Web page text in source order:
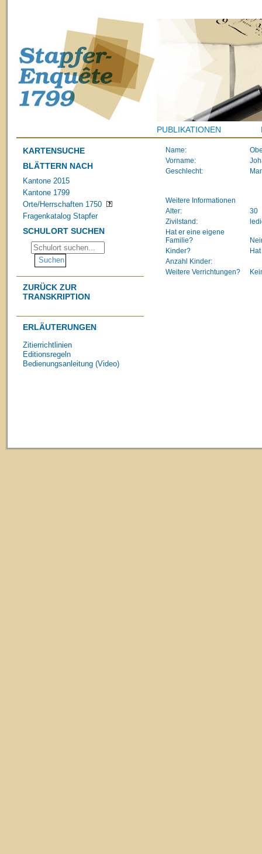
PUBLIKATIONEN
KARTENSUCHE
BLÄTTERN NACH
Kantone 2015
Kantone 1799
Orte/Herrschaften 1750
Fragenkatalog Stapfer
SCHULORT SUCHEN
ZURÜCK ZUR
TRANSKRIPTION
ERLÄUTERUNGEN
Zitierrichtlinien
Editionsregeln
Bedienungsanleitung (Video)
Name:
Vorname:
Geschlecht:
Weitere Informationen
Alter:
30
Zivilstand:
Hat er eine eigene
Familie?
Kinder?
Anzahl Kinder:
Weitere Verrichtungen?